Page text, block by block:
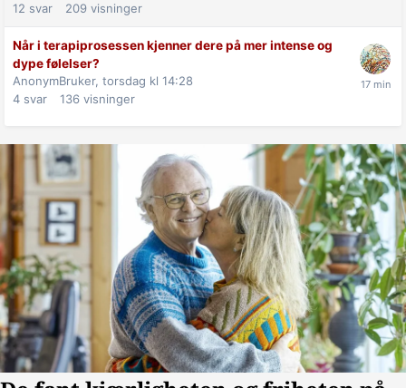
12 svar 209 visninger
Når i terapiprosessen kjenner dere på mer intense og
dype følelser?
AnonymBruker, torsdag kl 14:28
4 svar 136 visninger